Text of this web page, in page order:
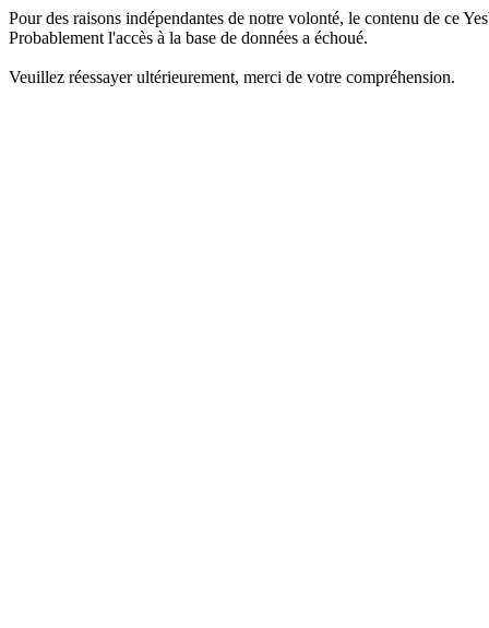
Pour des raisons indépendantes de notre volonté, le contenu de ce
Probablement l'accès à la base de données a échoué.
Veuillez réessayer ultérieurement, merci de votre compréhension.